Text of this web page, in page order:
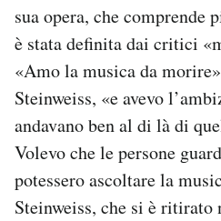
sua opera, che comprende
è stata definita dai critici
«Amo la musica da
Steinweiss, «e avevo
andavano ben al di là di
Volevo che le persone
potessero ascoltare la
Steinweiss, che si è ritirato